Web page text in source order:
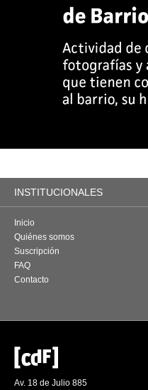
INSTITUCIONALES
Inicio
Quiénes somos
Suscripción
FAQ
Contacto
Av. 18 de Julio 885